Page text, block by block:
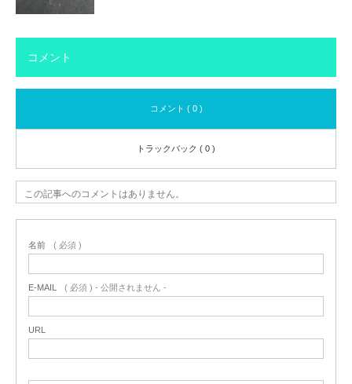
コメント
コメント ( 0 )
トラックバック ( 0 )
この記事へのコメントはありません。
名前 ( 必須 )
E-MAIL ( 必須 ) - 公開されません -
URL